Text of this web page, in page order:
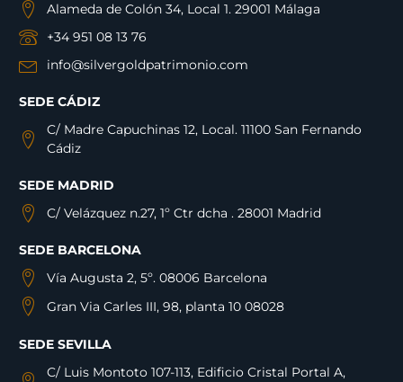
Alameda de Colón 34, Local 1. 29001 Málaga
+34 951 08 13 76
info@silvergoldpatrimonio.com
SEDE CÁDIZ
C/ Madre Capuchinas 12, Local. 11100 San Fernando
Cádiz
SEDE MADRID
C/ Velázquez n.27, 1º Ctr dcha . 28001 Madrid
SEDE BARCELONA
Vía Augusta 2, 5º. 08006 Barcelona
Gran Via Carles III, 98, planta 10 08028
SEDE SEVILLA
C/ Luis Montoto 107-113, Edificio Cristal Portal A,